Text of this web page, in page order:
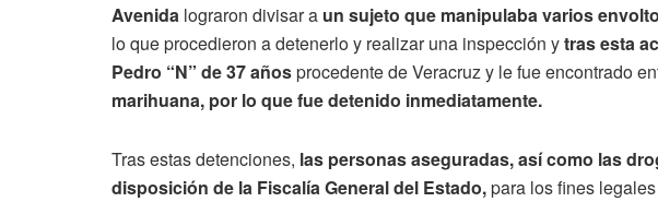
Avenida lograron divisar a un sujeto que manipulaba varios
lo que procedieron a detenerlo y realizar una inspección ytras esta
Pedro “N” de 37 añosprocedente de Veracruz y le fue encontrado
marihuana, por lo que fue detenido inmediatamente.
Tras estas detenciones, las personas aseguradas, así como las
disposición de la Fiscalía General del Estado,para los fines